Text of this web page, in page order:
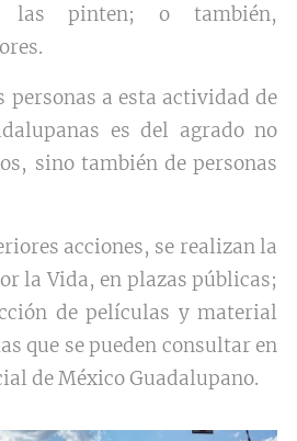
las pinten; o también,
personas a esta actividad de
es del agrado no
sino también de personas
acciones, se realizan la
la Vida, en plazas públicas;
de películas y material
que se pueden consultar en
de México Guadalupano.